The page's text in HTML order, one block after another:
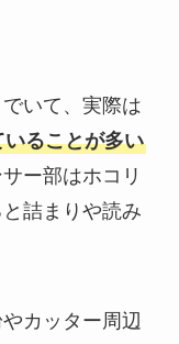
いて、実際は
ることが多い
ー部はホコリ
詰まりや読み
カッター周辺